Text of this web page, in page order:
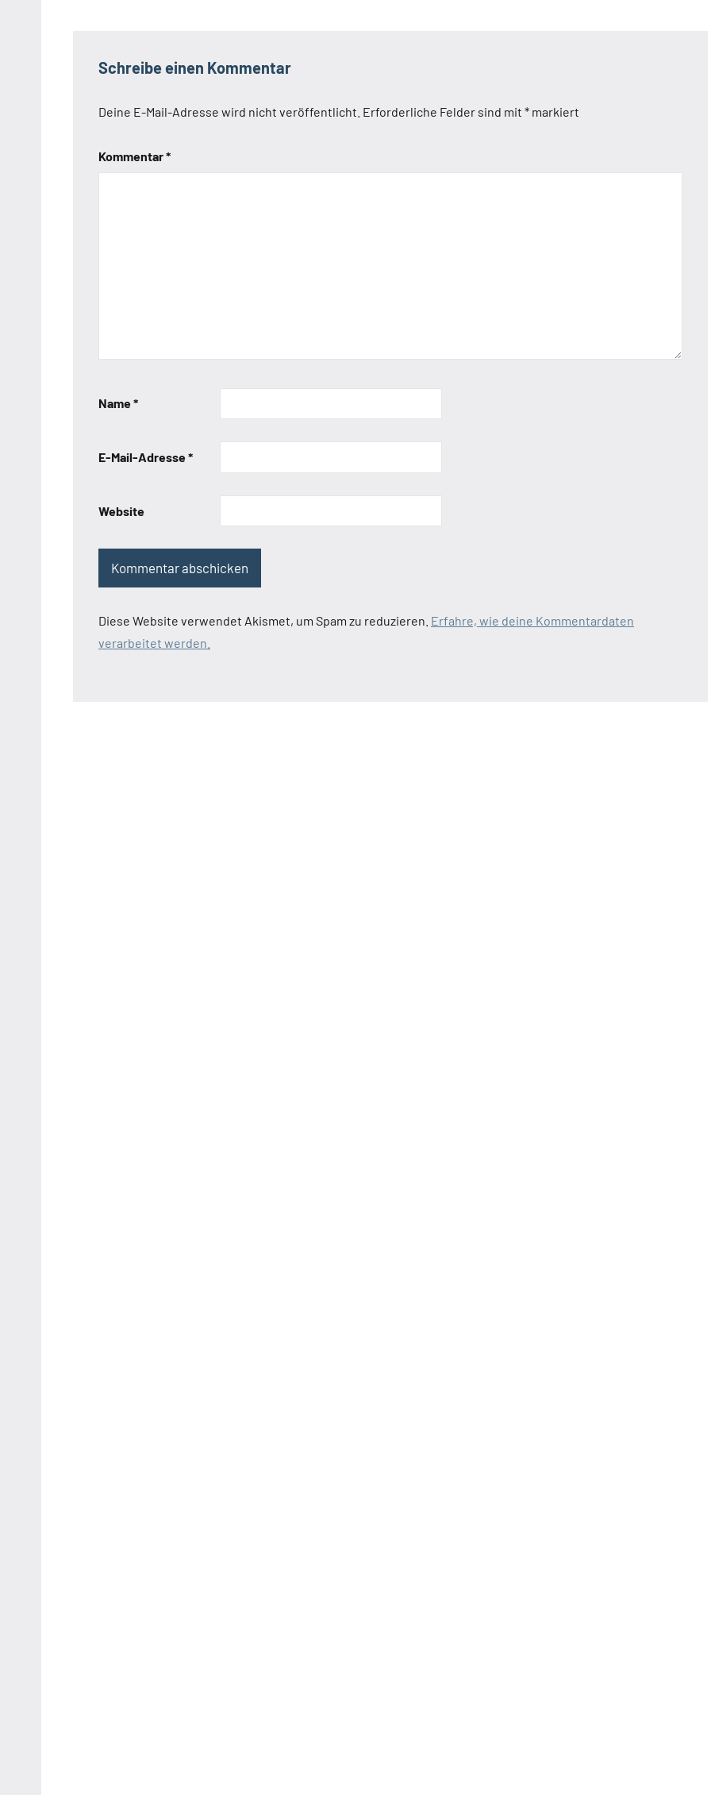
Schreibe einen Kommentar
Deine E-Mail-Adresse wird nicht veröffentlicht. Erforderliche Felder sind mit * markiert
Kommentar*
Name*
E-Mail-Adresse*
Website
Diese Website verwendet Akismet, um Spam zu reduzieren. Erfahre, wie deine Kommentardaten
verarbeitet werden.